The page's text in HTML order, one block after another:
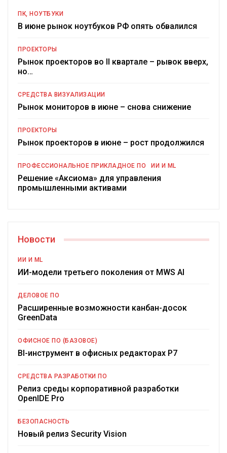
ПК, НОУТБУКИ
В июне рынок ноутбуков РФ опять обвалился
ПРОЕКТОРЫ
Рынок проекторов во II квартале – рывок вверх,
но…
СРЕДСТВА ВИЗУАЛИЗАЦИИ
Рынок мониторов в июне – снова снижение
ПРОЕКТОРЫ
Рынок проекторов в июне – рост продолжился
ПРОФЕССИОНАЛЬНОЕ ПРИКЛАДНОЕ ПО ИИ И ML
Решение «Аксиома» для управления
промышленными активами
Новости
ИИ И ML
ИИ-модели третьего поколения от MWS AI
ДЕЛОВОЕ ПО
Расширенные возможности канбан-досок
GreenData
ОФИСНОЕ ПО (БАЗОВОЕ)
BI-инструмент в офисных редакторах Р7
СРЕДСТВА РАЗРАБОТКИ ПО
Релиз среды корпоративной разработки
OpenIDE Pro
БЕЗОПАСНОСТЬ
Новый релиз Security Vision